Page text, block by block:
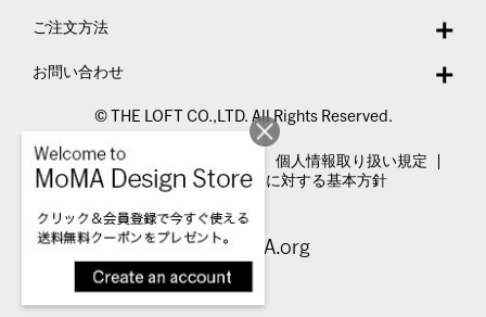
ご注文方法
お問い合わせ
© THE LOFT CO.,LTD. All Rights Reserved.
特定商取引法表示
個人情報取り扱い規定
カスタマーハラスメントに対する基本方針
Visit MoMA.org